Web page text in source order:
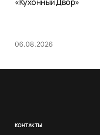
06.08.2026
КОНТАКТЫ